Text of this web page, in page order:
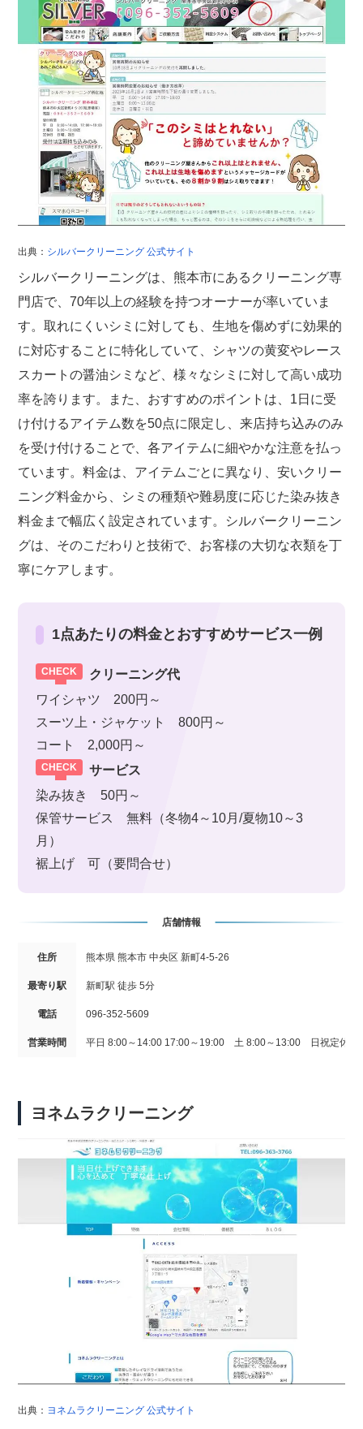
出典： シルバークリーニング 公式サイト
シルバークリーニングは、熊本市にあるクリーニング専
門店で、70年以上の経験を持つオーナーが率いていま
す。取れにくいシミに対しても、生地を傷めずに効果的
に対応することに特化していて、シャツの黄変やレース
スカートの醤油シミなど、様々なシミに対して高い成功
率を誇ります。また、おすすめのポイントは、1日に受
け付けるアイテム数を50点に限定し、来店持ち込みのみ
を受け付けることで、各アイテムに細やかな注意を払っ
ています。料金は、アイテムごとに異なり、安いクリー
ニング料金から、シミの種類や難易度に応じた染み抜き
料金まで幅広く設定されています。シルバークリーニン
グは、そのこだわりと技術で、お客様の大切な衣類を丁
寧にケアします。
1点あたりの料金とおすすめサービス一例
クリーニング代
ワイシャツ 200円～
スーツ上・ジャケット 800円～
コート 2,000円～
サービス
染み抜き 50円～
保管サービス 無料（冬物4～10月/夏物10～3
月）
裾上げ 可（要問合せ）
店舗情報
住所 熊本県 熊本市 中央区 新町4-5-26
最寄り駅 新町駅 徒歩 5分
電話 096-352-5609
営業時間 平日 8:00～14:00 17:00～19:00 土 8:00～13:00 日祝定休
ヨネムラクリーニング
出典： ヨネムラクリーニング 公式サイト